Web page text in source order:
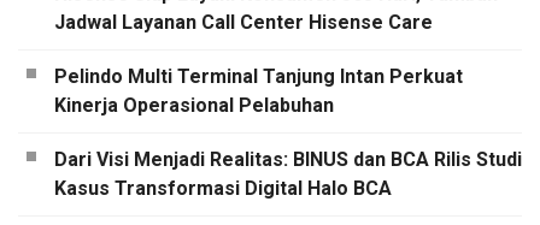
Jadwal Layanan Call Center Hisense Care
Pelindo Multi Terminal Tanjung Intan Perkuat
Kinerja Operasional Pelabuhan
Dari Visi Menjadi Realitas: BINUS dan BCA Rilis Studi
Kasus Transformasi Digital Halo BCA